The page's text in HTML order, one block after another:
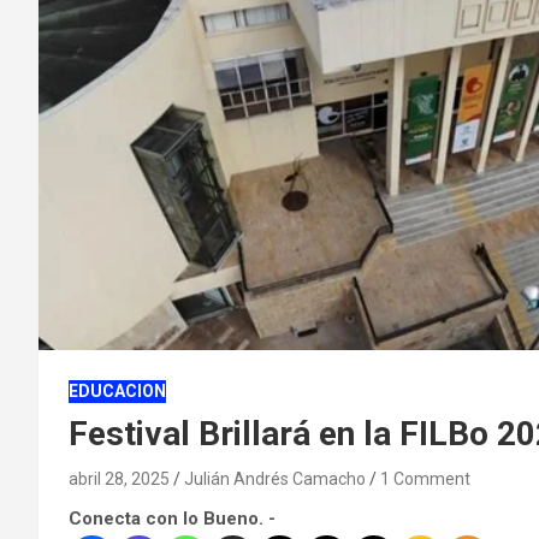
EDUCACION
Festival Brillará en la FILBo
abril 28, 2025 Julián Andrés Camacho 1 Comment
Conecta con lo Bueno. -